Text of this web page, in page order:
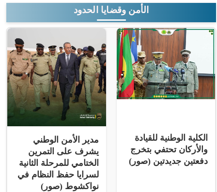
الأمن وقضايا الحدود
الكلية الوطنية للقيادة
والأركان تحتفي بتخرج
دفعتين جديدتين (صور)
مدير الأمن الوطني
يشرف على التمرين
الختامي للمرحلة الثانية
لسرايا حفظ النظام في
نواكشوط (صور)